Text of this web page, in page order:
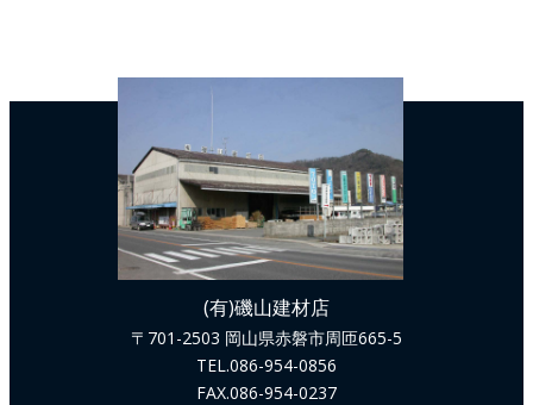
(有)磯山建材店
〒701-2503 岡山県赤磐市周匝665-5
TEL.086-954-0856
FAX.086-954-0237